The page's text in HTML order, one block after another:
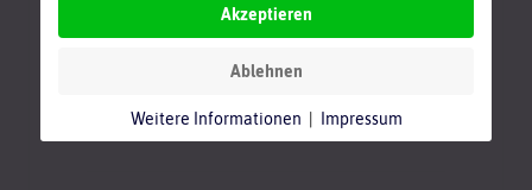
Der Innere Schutzraum -
Der Innere Schutzraum
Akzeptieren
Ablehnen
Weitere Informationen Impressum